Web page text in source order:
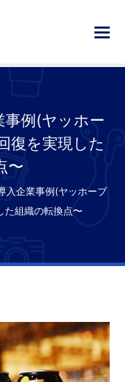
事例(ヤッホー
復を実現した
〜
入企業事例(ヤッホーブ
た組織の転換点〜